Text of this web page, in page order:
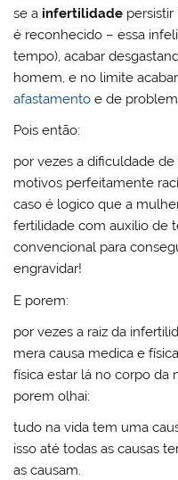
se a infertilidade
é reconhecido – essa
tempo), acabar
homem, e no limite
afastamento e de
Pois então:
por vezes a dificuldade
motivos perfeitamente
caso é logico que a
fertilidade com auxilio de
convencional para
engravidar!
E porem:
por vezes a raiz da
mera causa medica e
física estar lá no corpo da
porem olhai:
tudo na vida tem uma
isso até todas as causas
as causam.